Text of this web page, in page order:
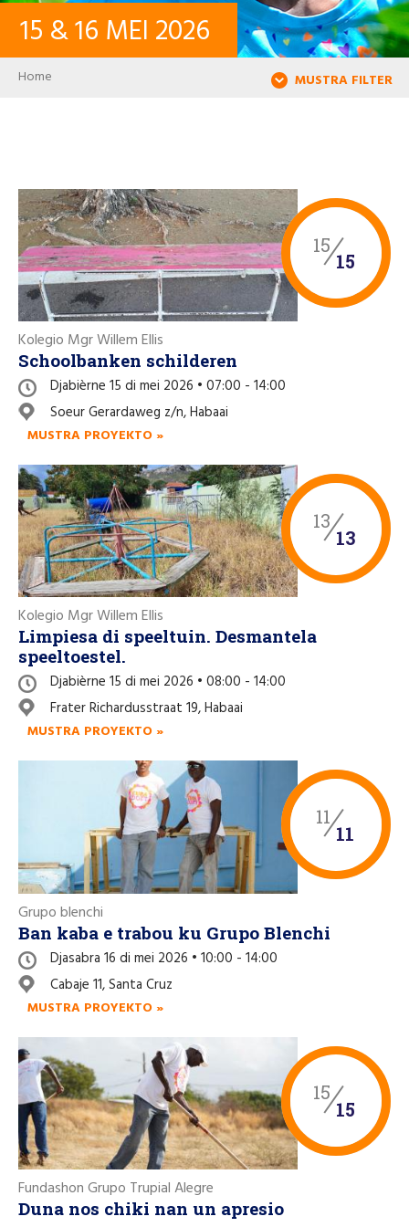
KONTAKTO
PALABRA KLAVE
Buska
15 &16 MEI 2026
Breadcrumb
Home MUSTRA FILTER
15
15
Kolegio Mgr Willem Ellis
Schoolbanken schilderen
Djabièrne 15 di mei 2026 • 07:00 - 14:00
Soeur Gerardaweg z/n, Habaai
MUSTRA PROYEKTO »
13
13
Kolegio Mgr Willem Ellis
Limpiesa di speeltuin. Desmantela
speeltoestel.
Djabièrne 15 di mei 2026 • 08:00 - 14:00
Frater Richardusstraat 19, Habaai
MUSTRA PROYEKTO »
11
11
Grupo blenchi
Ban kaba e trabou ku Grupo Blenchi
Djasabra 16 di mei 2026 • 10:00 - 14:00
Cabaje 11, Santa Cruz
MUSTRA PROYEKTO »
15
15
Fundashon Grupo Trupial Alegre
Duna nos chiki nan un apresio